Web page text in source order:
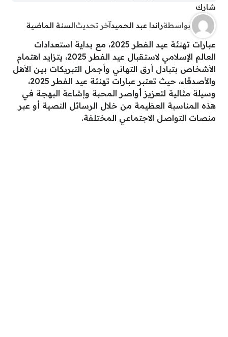
شارك
بواسطةراندا عبد الحميدآخر تحديثالسنة الماضية
عبارات تهنئة عيد الفطر 2025، مع بداية استعدادات
العالم الإسلامي لاستقبال عيد الفطر 2025، يتزايد اهتمام
الأشخاص بتبادل أرق التهاني وأجمل التبريكات بين الأهل
والأصدقاء، حيث تعتبر عبارات تهنئة عيد الفطر 2025،
وسيلة مثالية لتعزيز أواصر المحبة وإشاعة البهجة في
هذه المناسبة العظيمة من خلال الرسائل النصية أو عبر
منصات التواصل الاجتماعي المختلفة.